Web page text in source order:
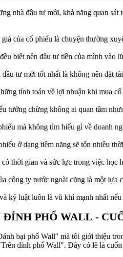
nhà đầu tư mới, khả năng quan sát
của cổ phiếu là chuyện thường
biết nên đầu tư tiền của mình vào
tư mới tốt nhất là không nên đặt
tính toán về lợi nhuận khi mua
tưởng chừng không ai quan tâm
mà không tìm hiểu gì về doanh
ở dạng tiềm năng sẽ tốn nhiều
thời gian và sức lực trong việc học
công ty nước ngoài cũng là một lựa
kỷ luật luôn là vũ khí mạnh nhất
ĐỈNH PHỐ WALL -
bại phố Wall" mà tôi giới thiệu
đỉnh phố Wall". Đây có lẽ là cuốn